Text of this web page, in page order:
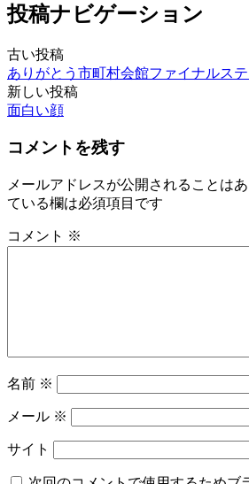
投稿ナビゲーション
古い投稿
ありがとう市町村会館ファイナルス
新しい投稿
面白い顔
コメントを残す
メールアドレスが公開されることはあ
ている欄は必須項目です
コメント ※
名前 ※
メール ※
サイト